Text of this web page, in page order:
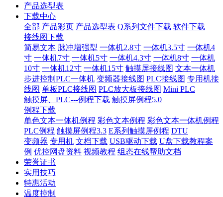
产品选型表
下载中心
全部 产品彩页 产品选型表 Q系列文件下载 软件下载
接线图下载
简易文本 脉冲增强型 一体机2.8寸 一体机3.5寸 一体机4
寸 一体机7寸 一体机5寸 一体机4.3寸 一体机8寸 一体机
10寸 一体机12寸 一体机15寸 触摸屏接线图 文本一体机
步进控制PLC一体机 变频器接线图 PLC接线图 专用机接
线图 单板PLC接线图 PLC放大板接线图 Mini PLC
触摸屏、PLC---例程下载 触摸屏例程5.0
例程下载
单色文本一体机例程 彩色文本例程 彩色文本一体机例程
PLC例程 触摸屏例程3.3 E系列触摸屏例程 DTU
变频器 专用机 文档下载 USB驱动下载 U盘下载教程案
例 优控网盘资料 视频教程 组态在线帮助文档
荣誉证书
实用技巧
特惠活动
温度控制